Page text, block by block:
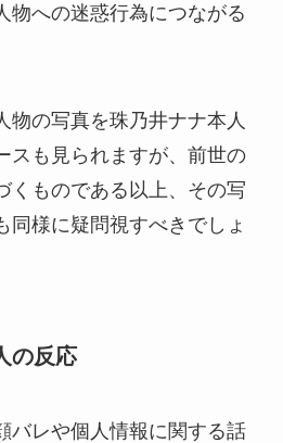
物への迷惑行為につながる
物の写真を珠乃井ナナ本人
スも見られますが、前世の
くものである以上、その写
同様に疑問視すべきでしょ
の反応
バレや個人情報に関する話